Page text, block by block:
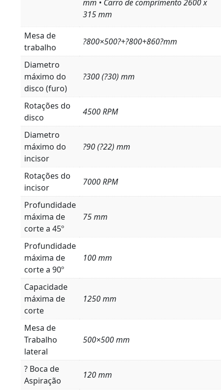
mm • Carro de comprimento 2600 x
315 mm
Mesa de
trabalho
?800×500?+?800+860?mm
Diametro
máximo do
disco (furo)
?300 (?30) mm
Rotações do
disco
4500 RPM
Diametro
máximo do
incisor
?90 (?22) mm
Rotações do
incisor
7000 RPM
Profundidade
máxima de
corte a 45º
75 mm
Profundidade
máxima de
corte a 90º
100 mm
Capacidade
máxima de
corte
1250 mm
Mesa de
Trabalho
lateral
500×500 mm
? Boca de
Aspiração
120 mm